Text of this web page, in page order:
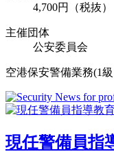
4,700円（税抜）
主催団体
公安委員会
空港保安警備業務(1
現任警備員指